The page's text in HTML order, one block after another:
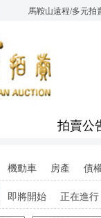
馬鞍山遠程/多元拍
拍賣公
機動車 房產 債
即將開始 正在進行